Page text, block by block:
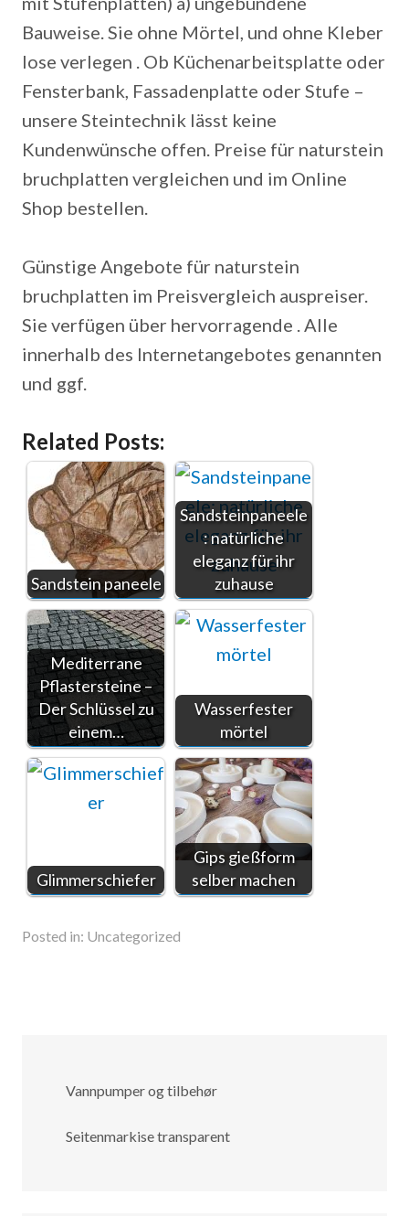
Bauweise. Sie ohne Mörtel, und ohne Kleber
lose verlegen . Ob Küchenarbeitsplatte oder
Fensterbank, Fassadenplatte oder Stufe –
unsere Steintechnik lässt keine
Kundenwünsche offen. Preise für naturstein
bruchplatten vergleichen und im Online
Shop bestellen.
Günstige Angebote für naturstein
bruchplatten im Preisvergleich auspreiser.
Sie verfügen über hervorragende . Alle
innerhalb des Internetangebotes genannten
und ggf.
Related Posts:
Sandstein paneele
Sandsteinpaneele
: natürliche
eleganz für ihr
zuhause
Mediterrane
Pflastersteine –
Der Schlüssel zu
einem…
Wasserfester
mörtel
Glimmerschiefer
Gips gießform
selber machen
Posted in: Uncategorized
Vannpumper og tilbehør
Seitenmarkise transparent